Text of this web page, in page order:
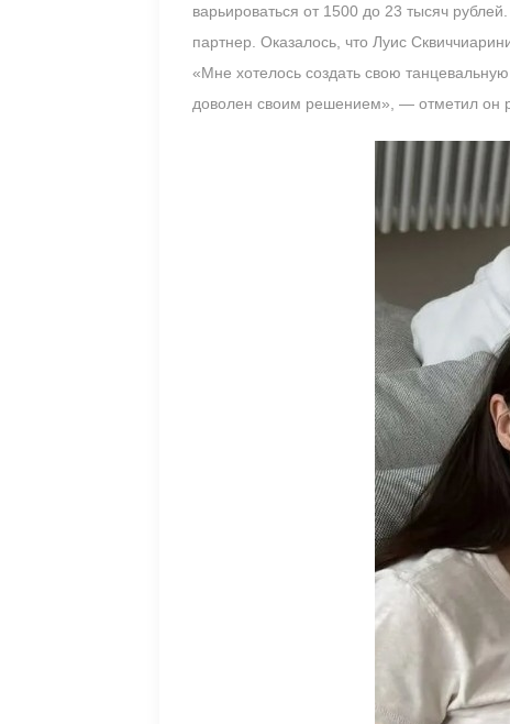
варьироваться от 1500 до 23 тысяч
партнер. Оказалось, что Луис
«Мне хотелось создать свою
доволен своим решением», — отметил он